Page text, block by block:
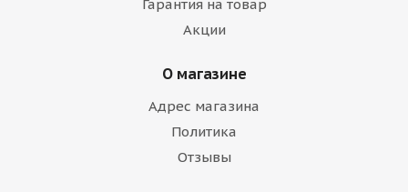
Гарантия на товар
Акции
О магазине
Адрес магазина
Политика
Отзывы